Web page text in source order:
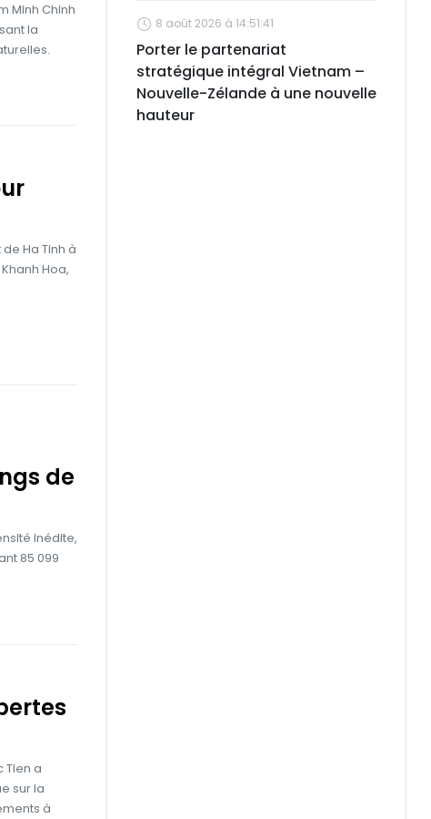
Minh Chinh
la
Ha Tinh à
Hoa,
de
inédite,
85 099
Tien a
sur la
à
8 août 2026 à 14:51:41
Porter le partenariat
stratégique intégral Vietnam –
Nouvelle-Zélande à une nouvelle
hauteur